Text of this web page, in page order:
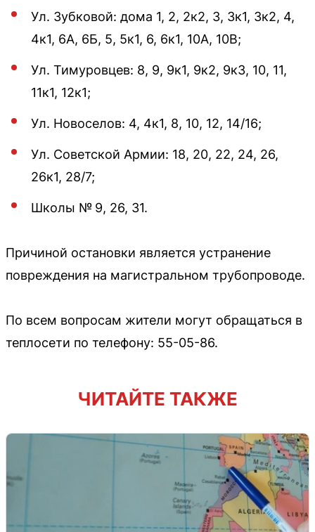
Ул. Зубковой: дома 1, 2, 2к2, 3, 3к1, 3к2, 4,
4к1, 6А, 6Б, 5, 5к1, 6, 6к1, 10А, 10В;
Ул. Тимуровцев: 8, 9, 9к1, 9к2, 9к3, 10, 11,
11к1, 12к1;
Ул. Новоселов: 4, 4к1, 8, 10, 12, 14/16;
Ул. Советской Армии: 18, 20, 22, 24, 26,
26к1, 28/7;
Школы № 9, 26, 31.
Причиной остановки является устранение
повреждения на магистральном трубопроводе.
По всем вопросам жители могут обращаться в
теплосети по телефону: 55-05-86.
ЧИТАЙТЕ ТАКЖЕ